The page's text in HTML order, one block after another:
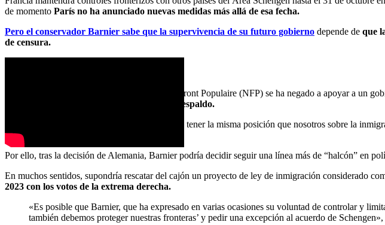
de momento París no ha anunciado nuevas medidas más allá de esa fecha.
Pero el conservador Barnier sabe que la supervivencia de su futuro gobierno depende de que
de censura.
Dado que el sindicato de izquierdas Nouveau Front Populaire (NFP) se ha negado a apoyar a un
conveniente, o por el contrario retirarle su respaldo.
«Es innegable que Michel Barnier parece tener la misma posición que nosotros sobre la
Por ello, tras la decisión de Alemania, Barnier podría decidir seguir una línea más de “halcón” en
En muchos sentidos, supondría rescatar del cajón un proyecto de ley de inmigración considerado
2023 con los votos de la extrema derecha.
«Es posible que Barnier, que ha expresado en varias ocasiones su voluntad de controlar y
también debemos proteger nuestras fronteras’ y pedir una excepción al acuerdo de